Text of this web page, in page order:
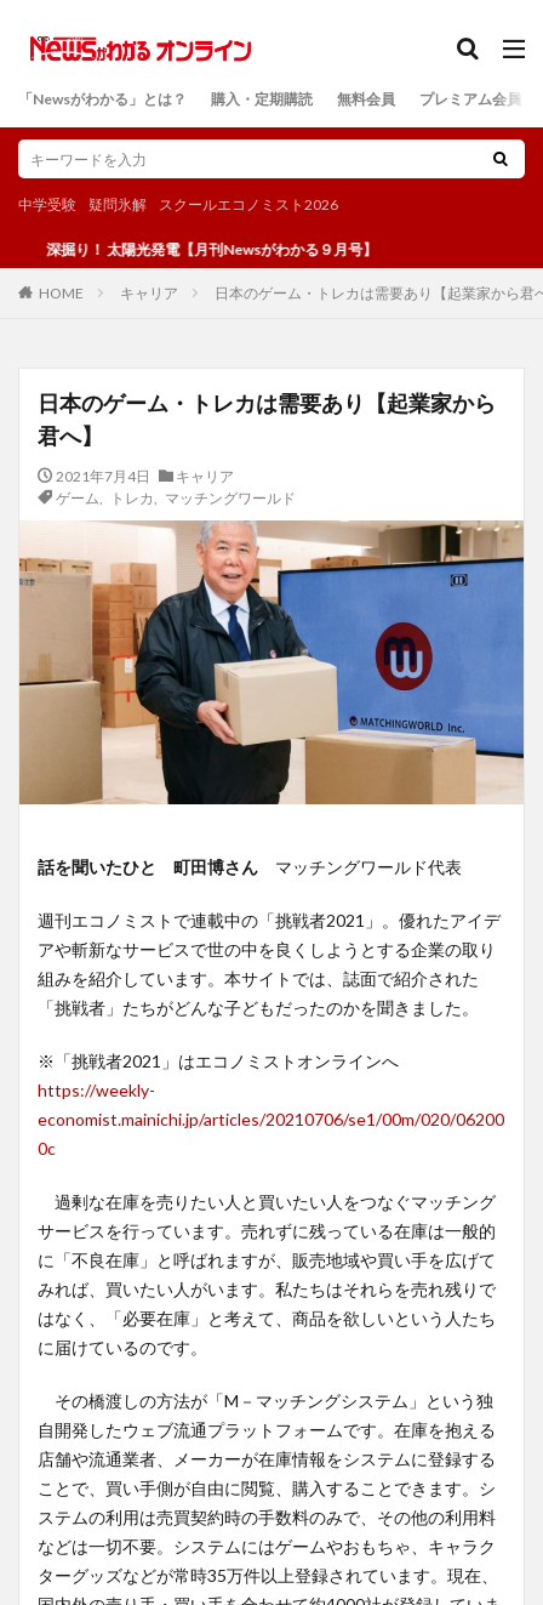
「Newsがわかる」とは？ 購入・定期購読 無料会員 プレミアム会員
中学受験 疑問氷解 スクールエコノミスト2026
り！ 太陽光発電【月刊Newsがわかる９月号】
HOME キャリア 日本のゲーム・トレカは需要あり【起業家から君
日本のゲーム・トレカは需要あり【起業家から
君へ】
2021年7月4日
キャリア
ゲーム
トレカ マッチングワールド
話を聞いたひと 町田博さん マッチングワールド代表
週刊エコノミストで連載中の「挑戦者2021」。優れたアイデ
アや斬新なサービスで世の中を良くしようとする企業の取り
組みを紹介しています。本サイトでは、誌面で紹介された
「挑戦者」たちがどんな子どもだったのかを聞きました。
※「挑戦者2021」はエコノミストオンラインへ
https://weekly-
economist.mainichi.jp/articles/20210706/se1/00m/020/06200
0c
過剰な在庫を売りたい人と買いたい人をつなぐマッチング
サービスを行っています。売れずに残っている在庫は一般的
に「不良在庫」と呼ばれますが、販売地域や買い手を広げて
みれば、買いたい人がいます。私たちはそれらを売れ残りで
はなく、「必要在庫」と考えて、商品を欲しいという人たち
に届けているのです。
その橋渡しの方法が「M－マッチングシステム」という独
自開発したウェブ流通プラットフォームです。在庫を抱える
店舗や流通業者、メーカーが在庫情報をシステムに登録する
ことで、買い手側が自由に閲覧、購入することできます。シ
ステムの利用は売買契約時の手数料のみで、その他の利用料
などは一切不要。システムにはゲームやおもちゃ、キャラク
ターグッズなどが常時35万件以上登録されています。現在、
検索